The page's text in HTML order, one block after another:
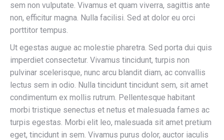
sem non vulputate. Vivamus et quam viverra, sagittis ante
non, efficitur magna. Nulla facilisi. Sed at dolor eu orci
porttitor tempus.
Ut egestas augue ac molestie pharetra. Sed porta dui quis
imperdiet consectetur. Vivamus tincidunt, turpis non
pulvinar scelerisque, nunc arcu blandit diam, ac convallis
lectus sem in odio. Nulla tincidunt tincidunt sem, sit amet
condimentum ex mollis rutrum. Pellentesque habitant
morbi tristique senectus et netus et malesuada fames ac
turpis egestas. Morbi elit leo, malesuada sit amet pretium
eget, tincidunt in sem. Vivamus purus dolor, auctor iaculis